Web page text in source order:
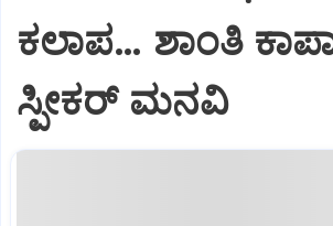
ಕಲಾಪ… ಶಾಂತಿ
ಸ್ಪೀಕರ್ ಮನವಿ